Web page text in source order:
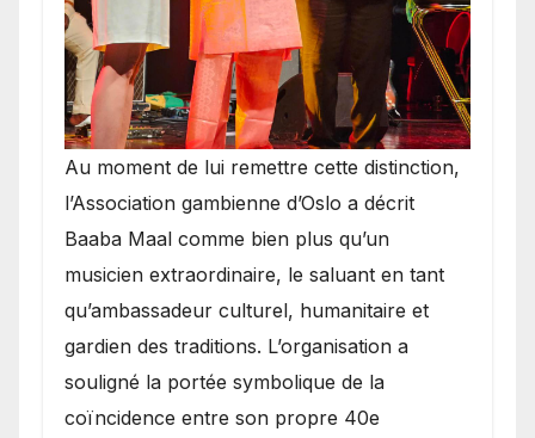
​Au moment de lui remettre cette distinction,
l’Association gambienne d’Oslo a décrit
Baaba Maal comme bien plus qu’un
musicien extraordinaire, le saluant en tant
qu’ambassadeur culturel, humanitaire et
gardien des traditions. L’organisation a
souligné la portée symbolique de la
coïncidence entre son propre 40e